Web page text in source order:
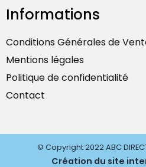
Informations
Conditions Générales de
Mentions légales
Politique de confidentialité
Contact
© Copyright 2022 ABC
Création du site